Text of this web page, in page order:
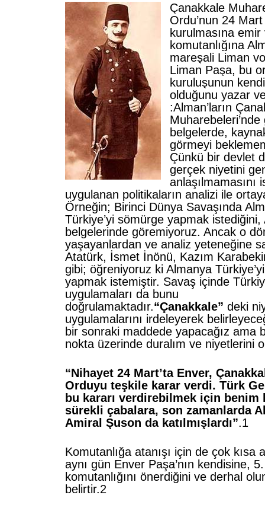
Çanakkale
Ordu’nun 24 Mart
kurulmasına emir
komutanlığına
mareşali Liman
Liman Paşa, bu
kuruluşunun
olduğunu yazar
:Alman’ların
belgelerde,
görmeyi
Çünkü bir devlet
gerçek niyetini
anlaşılmamasını
uygulanan politikaların analizi ile
Örneğin; Birinci Dünya Savaşında
Türkiye’yi sömürge yapmak istediğini,
belgelerinde göremiyoruz. Ancak o
yaşayanlardan ve analiz yeteneğine
Atatürk, İsmet İnönü, Kazım
gibi; öğreniyoruz ki Almanya
yapmak istemiştir. Savaş içinde
uygulamaları da bunu
doğrulamaktadır.“Çanakkale” deki
uygulamalarını irdeleyerek
bir sonraki maddede yapacağız ama
nokta üzerinde duralım ve niyetlerini
“Nihayet 24 Mart’ta Enver,
Orduyu teşkile karar verdi. Türk
bu kararı verdirebilmek için benim
sürekli çabalara, son zamanlarda
Amiral Şuson da katılmışlardı”.1
Komutanlığa atanışı için de çok kısa
aynı gün Enver Paşa’nın kendisine,
komutanlığını önerdiğini ve derhal
belirtir.2